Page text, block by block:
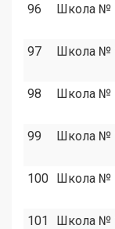
96 Школа №
97 Школа №
98 Школа №
99 Школа №
100 Школа №
101 Школа №